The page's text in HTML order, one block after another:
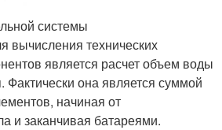
системы
вычисления технических
является расчет объем воды
Фактически она является суммой
начиная от
и заканчивая батареями.